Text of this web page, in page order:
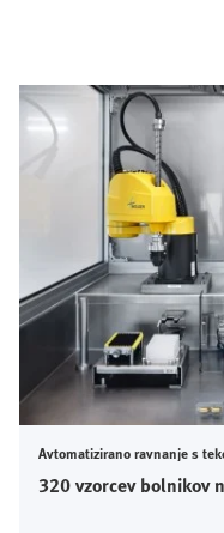
Avtomatizirano ravnanje s
320 vzorcev bolnikov